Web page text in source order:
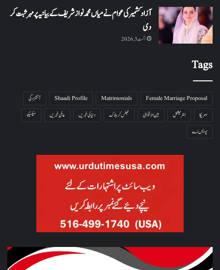
آزاد کشمیر کی عوام نے میاں محمد نواز شریف کے بیانیہ پر مہر ثبت کر
دی
اگست 3, 2026
Tags
Female Marriage Proposal
Matrimonials
Shaadi Profile
آتشزدگی
امریکا
انٹرنیشنل بین الاقوامی جھلس کر ہلاک دنیا کی خبریں عالمی خبریں
میکسیکو
یو ایس اے